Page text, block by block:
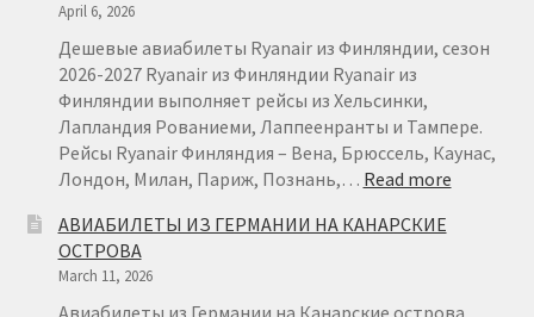
April 6, 2026
Дешевые авиабилеты Ryanair из Финляндии, сезон
2026-2027 Ryanair из Финляндии Ryanair из
Финляндии выполняет рейсы из Хельсинки,
Лапландия Рованиеми, Лаппеенранты и Тампере.
Рейсы Ryanair Финляндия – Вена, Брюссель, Каунас,
Лондон, Милан, Париж, Познань,… Read more:
€22
АВИАБИЛЕТЫ ИЗ ГЕРМАНИИ НА КАНАРСКИЕ
ОСТРОВА
March 11, 2026